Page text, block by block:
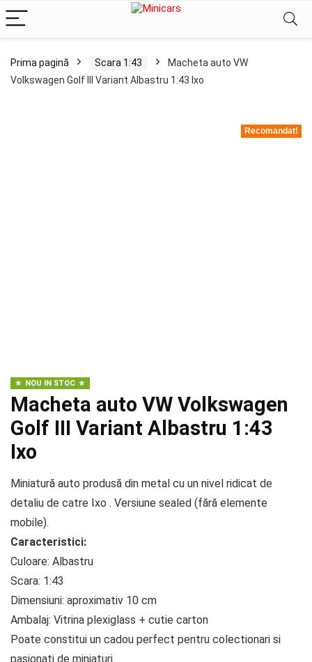
Prima pagină Scara 1:43
Macheta auto VW
Volkswagen Golf III Variant Albastru 1:43 Ixo
Recomandat!
NOU IN STOC
Macheta auto VW Volkswagen
Golf III Variant Albastru 1:43
Ixo
Miniatură auto produsă din metal cu un nivel ridicat de
detaliu de catre Ixo . Versiune sealed (fără elemente
mobile).
Caracteristici:
Culoare: Albastru
Scara: 1:43
Dimensiuni: aproximativ 10 cm
Ambalaj: Vitrina plexiglass + cutie carton
Poate constitui un cadou perfect pentru colectionari si
pasionati de miniaturi.